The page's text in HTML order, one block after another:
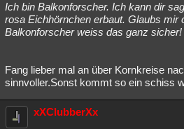
Ich bin Balkonforscher. Ich kann dir
rosa Eichhörnchen erbaut. Glaubs mir
Balkonforscher weiss das ganz sicher!
Fang lieber mal an über Kornkreise
sinnvoller.Sonst kommt so ein schiss
xXClubberXx